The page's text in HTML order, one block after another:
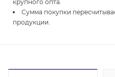
крупного опта.
Сумма покупки
продукции.